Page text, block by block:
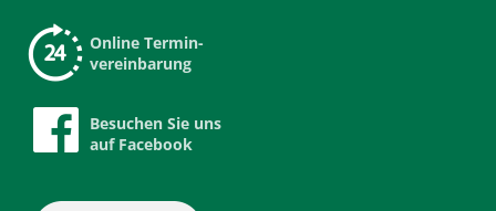
Online Termin-
vereinbarung
Besuchen Sie uns
auf Facebook